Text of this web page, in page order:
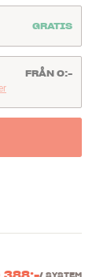
GRATIS
FRÅN 0:-